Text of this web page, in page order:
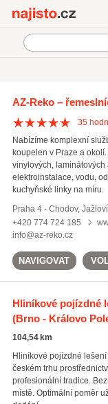
Elektromontážní a
Instalatérství a topenářství
Truhlářství, stolařství
AZ-Reko –
35
Nabízíme komplexní
koupelen v Praze a
vinylových,
elektroinstalace, vodu,
kuchyňské linky na míru.
Praha 4 - Chodov,
+420 774 724 185
info@az-reko.cz
NAVIGOVAT
Hliníkové pojízdné
(Brno - Královo
104,54 km
Hliníkové pojízdné
českém trhu
profesionální tradice.
místě. Optimální poměr